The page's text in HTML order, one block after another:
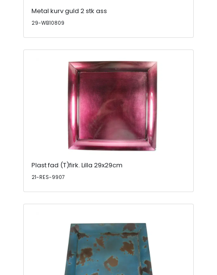
Metal kurv guld 2 stk ass
29-WB10809
Plast fad (T)firk. Lilla 29x29cm
21-RES-9907